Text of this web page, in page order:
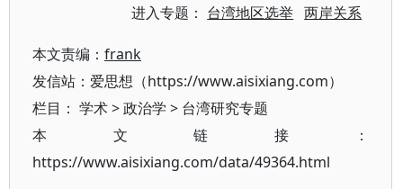
进入专题： 台湾地区选举 两岸关系
本文责编： frank
发信站：爱思想（https://www.aisixiang.com）
栏目： 学术>政治学 > 台湾研究专题
本文链接：
https://www.aisixiang.com/data/49364.html